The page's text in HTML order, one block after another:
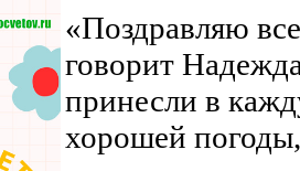
«Поздравляю
говорит
принесли в
хорошей